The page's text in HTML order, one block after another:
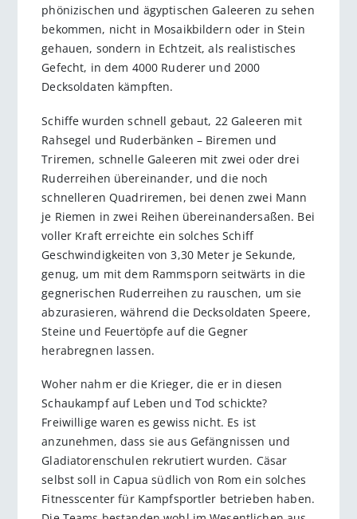
phönizischen und ägyptischen Galeeren zu sehen
bekommen, nicht in Mosaikbildern oder in Stein
gehauen, sondern in Echtzeit, als realistisches
Gefecht, in dem 4000 Ruderer und 2000
Decksoldaten kämpften.
Schiffe wurden schnell gebaut, 22 Galeeren mit
Rahsegel und Ruderbänken – Biremen und
Triremen, schnelle Galeeren mit zwei oder drei
Ruderreihen übereinander, und die noch
schnelleren Quadriremen, bei denen zwei Mann
je Riemen in zwei Reihen übereinandersaßen. Bei
voller Kraft erreichte ein solches Schiff
Geschwindigkeiten von 3,30 Meter je Sekunde,
genug, um mit dem Rammsporn seitwärts in die
gegnerischen Ruderreihen zu rauschen, um sie
abzurasieren, während die Decksoldaten Speere,
Steine und Feuertöpfe auf die Gegner
herabregnen lassen.
Woher nahm er die Krieger, die er in diesen
Schaukampf auf Leben und Tod schickte?
Freiwillige waren es gewiss nicht. Es ist
anzunehmen, dass sie aus Gefängnissen und
Gladiatorenschulen rekrutiert wurden. Cäsar
selbst soll in Capua südlich von Rom ein solches
Fitnesscenter für Kampfsportler betrieben haben.